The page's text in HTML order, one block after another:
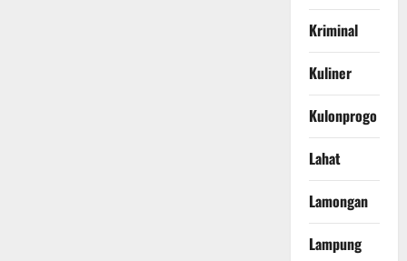
Kriminal
Kuliner
Kulonprogo
Lahat
Lamongan
Lampung